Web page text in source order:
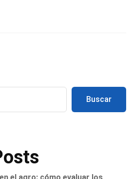
Buscar
el agro: cómo evaluar los